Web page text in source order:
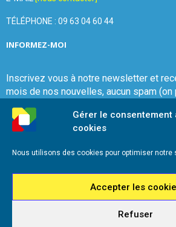
Gérer le consentement
cookies
Nous utilisons des cookies pour optimiser notre
Accepter les
Refuser
TÉLÉPHONE : 09 63 04 60 44
INFORMEZ-MOI
Inscrivez vous à notre newsletter et
mois de nos nouvelles, aucun spam (on